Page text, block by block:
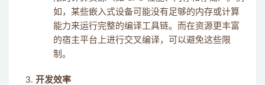
如，某些嵌入式设备可能没有足够的内存或计算
能力来运行完整的编译工具链。而在资源更丰富
的宿主平台上进行交叉编译，可以避免这些限
制。
开发效率